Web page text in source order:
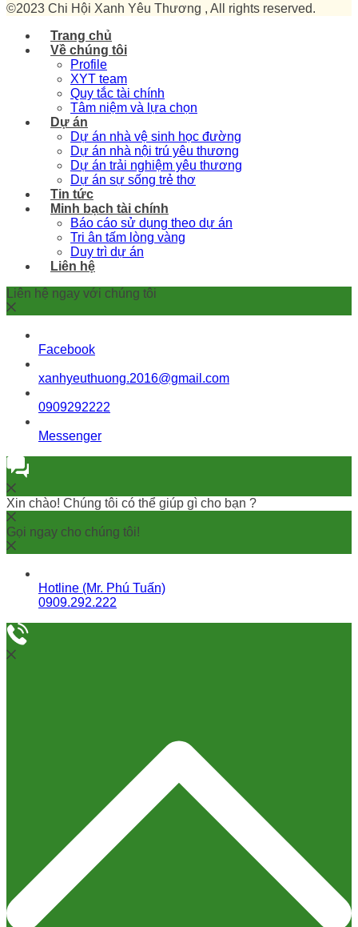
©2023 Chi Hội Xanh Yêu Thương , All rights reserved.
Trang chủ
Về chúng tôi
Profile
XYT team
Quy tắc tài chính
Tâm niệm và lựa chọn
Dự án
Dự án nhà vệ sinh học đường
Dự án nhà nội trú yêu thương
Dự án trải nghiệm yêu thương
Dự án sự sống trẻ thơ
Tin tức
Minh bạch tài chính
Báo cáo sử dụng theo dự án
Tri ân tấm lòng vàng
Duy trì dự án
Liên hệ
Liên hệ ngay với chúng tôi
Facebook
xanhyeuthuong.2016@gmail.com
0909292222
Messenger
Xin chào! Chúng tôi có thể giúp gì cho bạn ?
Gọi ngay cho chúng tôi!
Hotline (Mr. Phú Tuấn)
0909.292.222